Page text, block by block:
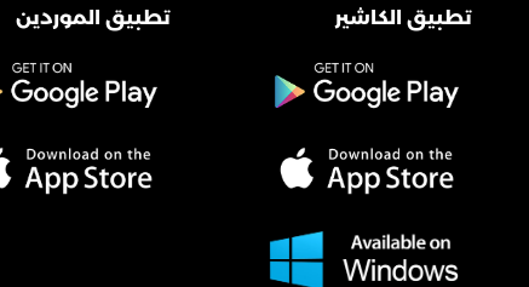
تطبيق الكاشير تطبيق الموردين